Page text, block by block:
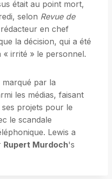
était au point mort,
selon Revue de
en chef
la décision, qui a été
irrité » le personnel.
marqué par la
les médias, faisant
projets pour le
le scandale
Lewis a
Rupert Murdoch's